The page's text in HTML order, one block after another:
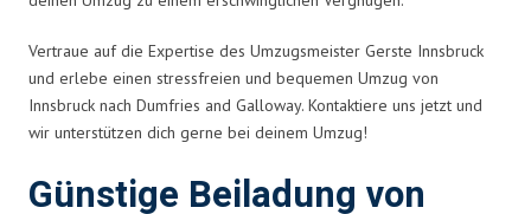
Vertraue auf die Expertise des Umzugsmeister Gerste Innsbruck
und erlebe einen stressfreien und bequemen Umzug von
Innsbruck nach Dumfries and Galloway. Kontaktiere uns jetzt und
wir unterstützen dich gerne bei deinem Umzug!
Günstige Beiladung von